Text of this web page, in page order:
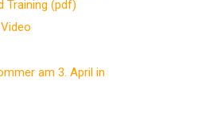
Training (pdf)
am 3. April in